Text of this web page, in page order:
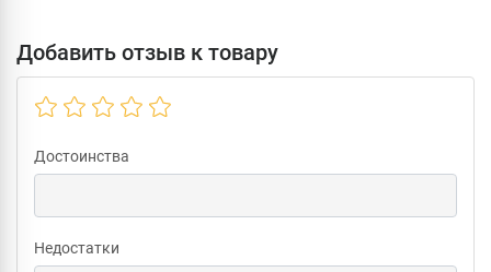
Добавить отзыв к товару
Достоинства
Недостатки